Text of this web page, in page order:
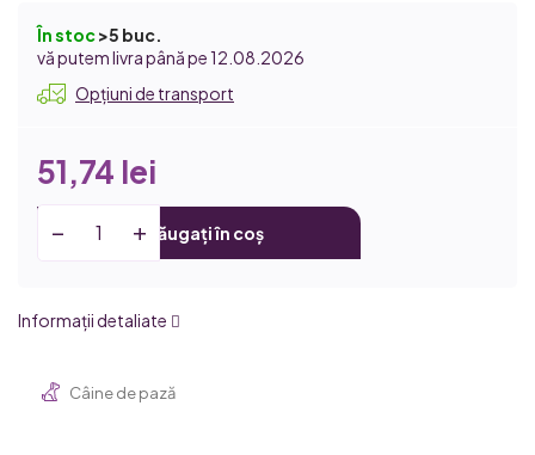
În stoc>5 buc.
12.08.2026
Opțiuni de transport
51,74 lei
Adăugați în coș
Informaţii detaliate
Câine de pază